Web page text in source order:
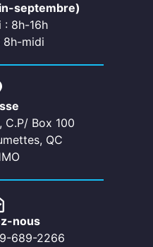
septembre)
: 8h-16h
8h-midi
C.P/ Box 100
QC
nous
689-2266